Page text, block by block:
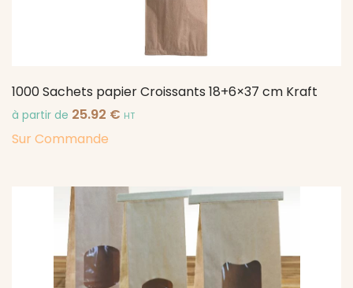
1000 Sachets papier Croissants 18+6×37 cm Kraft
à partir de 25.92 € HT
Sur Commande